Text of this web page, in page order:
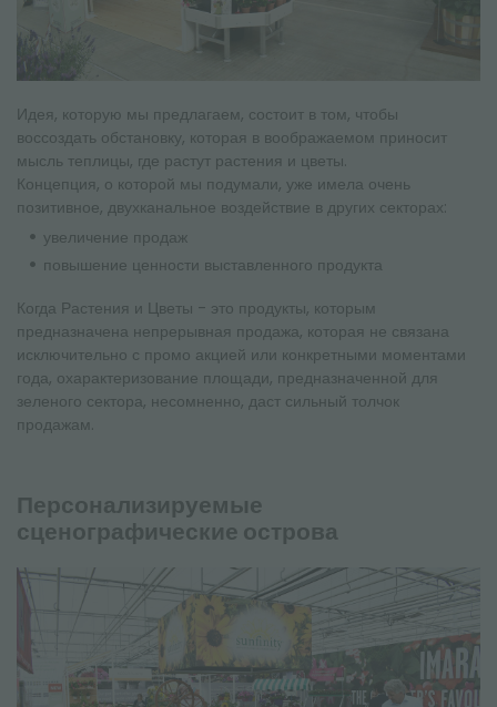
Идея, которую мы предлагаем, состоит в том, чтобы
воссоздать обстановку, которая в воображаемом приносит
мысль теплицы, где растут растения и цветы.
Концепция, о которой мы подумали, уже имела очень
позитивное, двухканальное воздействие в других секторах:
увеличение продаж
повышение ценности выставленного продукта
Когда Растения и Цветы - это продукты, которым
предназначена непрерывная продажа, которая не связана
исключительно с промо акцией или конкретными моментами
года, охарактеризование площади, предназначенной для
зеленого сектора, несомненно, даст сильный толчок
продажам.
Персонализируемые
сценографические острова